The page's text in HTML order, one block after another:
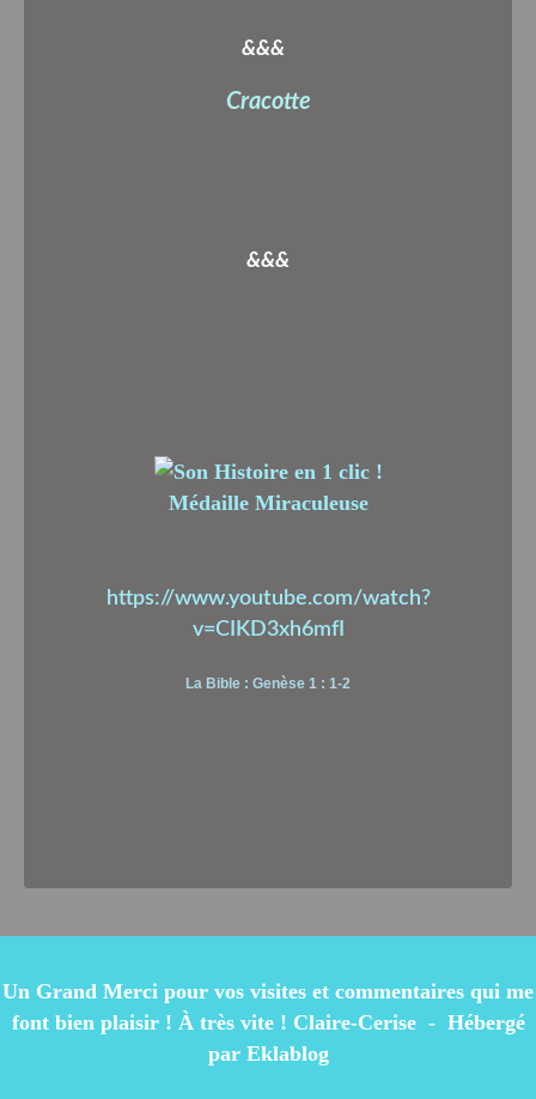
&&&
Cracotte
&&&
Médaille Miraculeuse
https://www.youtube.com/watch?
v=CIKD3xh6mfI
La Bible : Genèse 1 : 1-2
Un Grand Merci pour vos visites et commentaires qui me
font bien plaisir ! À très vite ! Claire-Cerise - Hébergé
par Eklablog